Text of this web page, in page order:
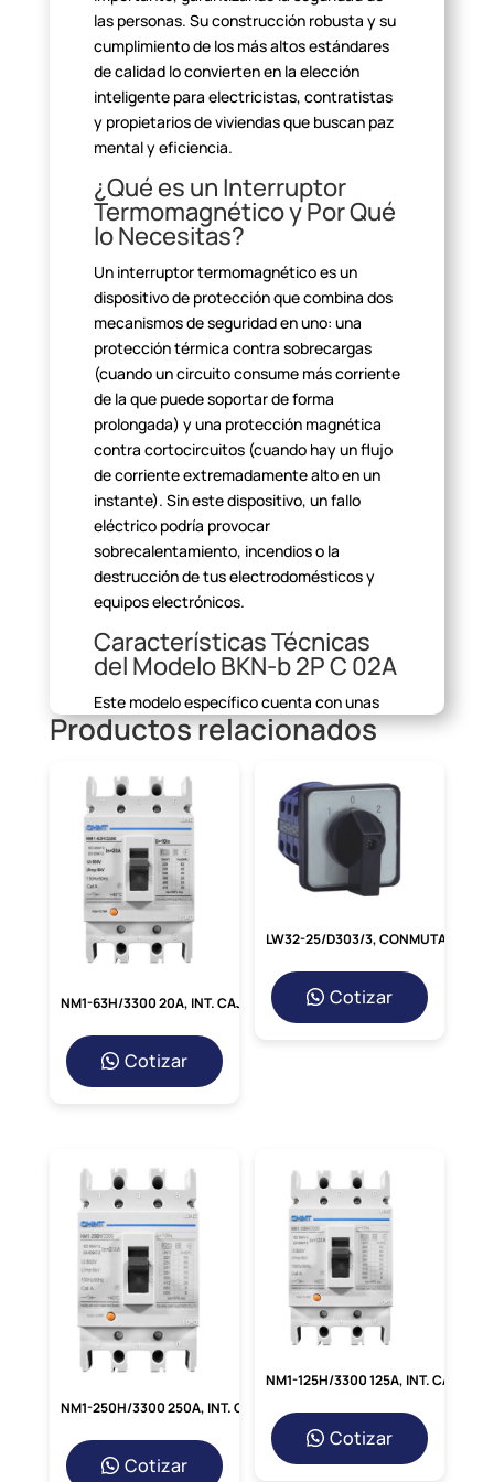
las personas. Su construcción robusta y su
cumplimiento de los más altos estándares
de calidad lo convierten en la elección
inteligente para electricistas, contratistas
y propietarios deviviendas que buscan paz
mental y eficiencia.
¿Qué es un Interruptor
Termomagnético y Por Qué
loNecesitas?
Un interruptor termomagnético es un
dispositivo de protección quecombina dos
mecanismos de seguridad en uno: una
protección térmica contra sobrecargas
(cuando un circuito consume más corriente
de la que puedesoportar de forma
prolongada) y una protección magnética
contra cortocircuitos (cuando hay un flujo
de corriente extremadamente alto en un
instante). Sin este dispositivo, un fallo
eléctrico podría provocar
sobrecalentamiento, incendios o la
destrucción de tus electrodomésticos y
equiposelectrónicos.
Características Técnicas
del Modelo BKN-b 2P C 02A
Este modelo específico cuenta con unas
especificaciones que lohacen ideal para
residenciales y comerciales.
Es un
interruptor bipolar (2P), lo que significa que
corta tanto el cable de
fase como el
neutro, ofreciendo una desconexión total y
una seguridad
superior. Está calibrado para
una corriente nominal de 2 Amperios (2A) y
posee una curva de disparo de tipo «C»,
perfecta para circuitos con
generan picos de corriente moderados,
como motores de pequeños
electrodomésticos o equipos de
iluminación.
Ventajas Clave del
brinda una serie de
beneficios inigualables.
Su capacidad de ruptura de 10kA a 400V
asegura quepuede interrumpir corrientes
de fallo muy altas de manera segura,
protegiendotoda la instalación. Su diseño
para riel DIN facilita su instalación y
integración en cualquier cuadro eléctrico
moderno, ahorrando tiempo y
durante la implementación.
Comparativa de Beneficios
Característica
Beneficio para el Usuario
Desconexión total y mayor
Productos relacionados
Cotizar
Cotizar
Cotizar
Cotizar